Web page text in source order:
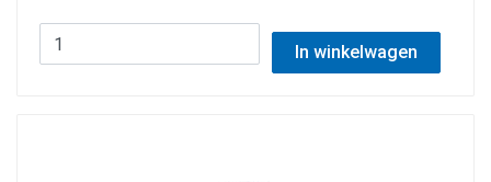
In winkelwagen